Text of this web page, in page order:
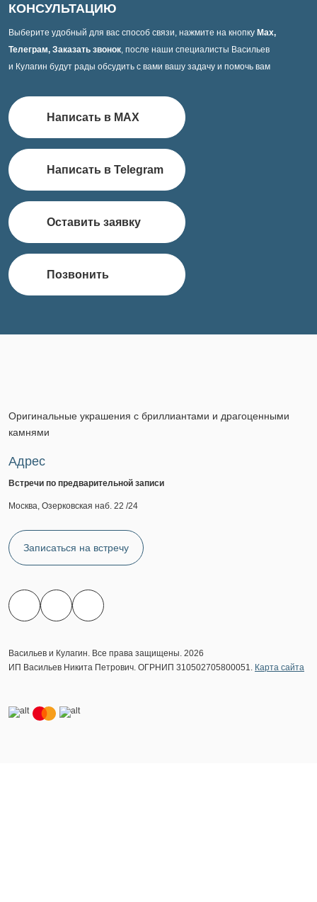
КОНСУЛЬТАЦИЮ
Выберите удобный для вас способ связи, нажмите на кнопку Max,
Телеграм, Заказать звонок, после наши специалисты Васильев
и Кулагин будут рады обсудить с вами вашу задачу и помочь вам
Написать в MAX
Написать в Telegram
Оставить заявку
Позвонить
Оригинальные украшения с бриллиантами и драгоценными
камнями
Адрес
Встречи по предварительной записи
Москва, Озерковская наб. 22 /24
Записаться на встречу
Васильев и Кулагин. Все права защищены. 2026
ИП Васильев Никита Петрович. ОГРНИП 310502705800051. Карта сайта